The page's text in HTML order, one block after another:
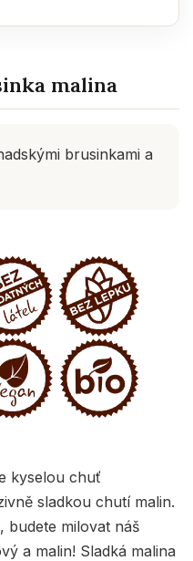
malina
brusinkami a
kyselou chuť
sladkou chutí malin.
budete milovat náš
a malin! Sladká malina